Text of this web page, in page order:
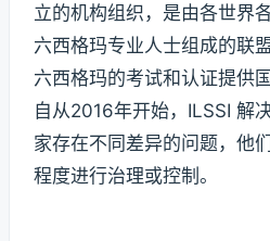
立的机构组织，是由各世界
六西格玛专业人士组成的联
六西格玛的考试和认证提供
自从2016年开始，ILSSI 解
家存在不同差异的问题，他
程度进行治理或控制。